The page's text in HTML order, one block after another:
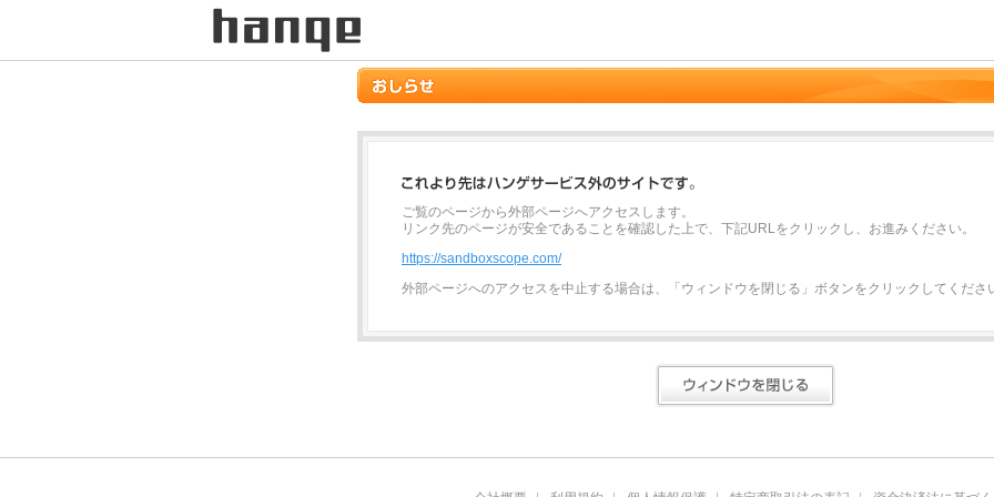
ご覧のページから外部ページへアクセスします。
リンク先のページが安全であることを確認した上で、下記URLをクリックし、お進みください。
https://sandboxscope.com/
外部ページへのアクセスを中止する場合は、「ウィンドウを閉じる」ボタンをクリックしてくださ